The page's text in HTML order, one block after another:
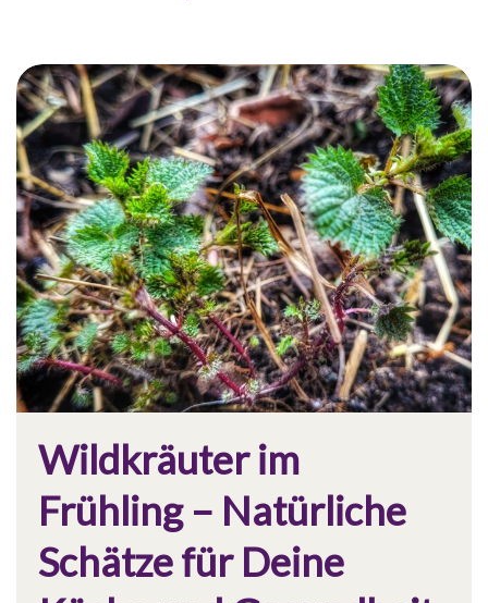
Wildkräuter im
Frühling – Natürliche
Schätze für Deine